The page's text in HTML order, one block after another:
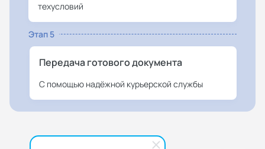
техусловий
Этап 5
Передача готового документа
С помощью надёжной курьерской службы